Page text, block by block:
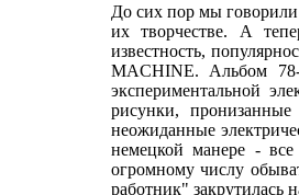
До сих пор мы
их творчестве. А
известность,
MACHINE. Альбом
экспериментальной
рисунки,
неожиданные
немецкой манере -
огромному числу
работник" закрутилась